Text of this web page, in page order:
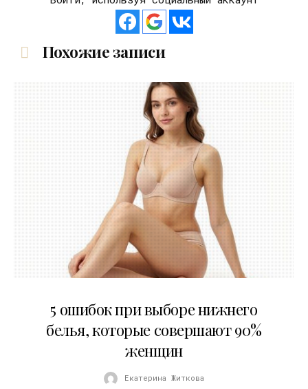
Похожие записи
5 ошибок при выборе нижнего
белья, которые совершают 90%
женщин
Екатерина Житкова